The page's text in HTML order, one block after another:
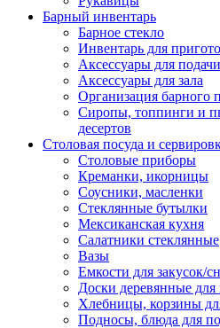
Барный инвентарь
Барное стекло
Инвентарь для
Аксессуары для
Аксессуары для зала
Организация барного
Сиропы, топпинги и
десертов
Столовая посуда и
Столовые приборы
Креманки, икорницы
Соусники, масленки
Стеклянные бутылки
Мексиканская кухня
Салатники стеклянные
Вазы
Емкости для закусок/
Доски деревянные для
Хлебницы, корзины
Подносы, блюда для